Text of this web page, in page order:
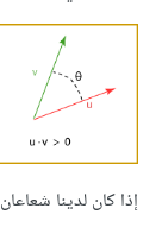
إذا كان لدينا